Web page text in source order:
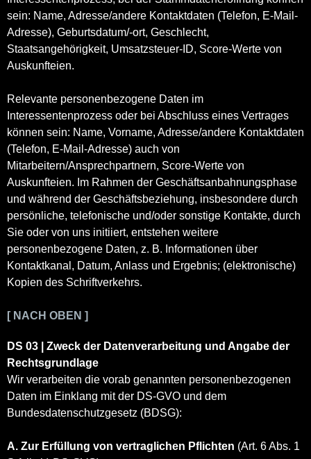
sein: Name, Adresse/andere Kontaktdaten (Telefon, E-Mail-
Adresse), Geburtsdatum/-ort, Geschlecht,
Staatsangehörigkeit, Umsatzsteuer-ID, Score-Werte von
Auskunfteien.
Relevante personenbezogene Daten im
Interessentenprozess oder bei Abschluss eines Vertrages
können sein: Name, Vorname, Adresse/andere Kontaktdaten
(Telefon, E-Mail-Adresse) auch von
Mitarbeitern/Ansprechpartnern, Score-Werte von
Auskunfteien. Im Rahmen der Geschäftsanbahnungsphase
und während der Geschäftsbeziehung, insbesondere durch
persönliche, telefonische und/oder sonstige Kontakte, durch
Sie oder von uns initiiert, entstehen weitere
personenbezogene Daten, z. B. Informationen über
Kontaktkanal, Datum, Anlass und Ergebnis; (elektronische)
Kopien des Schriftverkehrs.
[ NACH OBEN ]
DS 03 | Zweck der Datenverarbeitung und Angabe der
Rechtsgrundlage
Wir verarbeiten die vorab genannten personenbezogenen
Daten im Einklang mit der DS-GVO und dem
Bundesdatenschutzgesetz (BDSG):
A. Zur Erfüllung von vertraglichen Pflichten (Art. 6 Abs. 1